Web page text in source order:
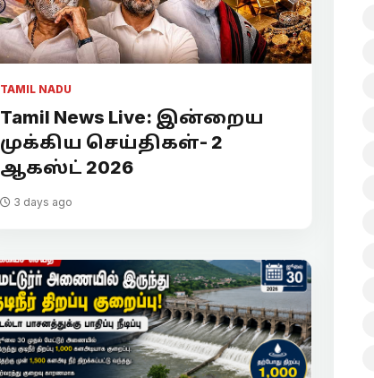
TAMIL NADU
Tamil News Live: இன்றைய
முக்கிய செய்திகள்- 2
ஆகஸ்ட் 2026
3 days ago